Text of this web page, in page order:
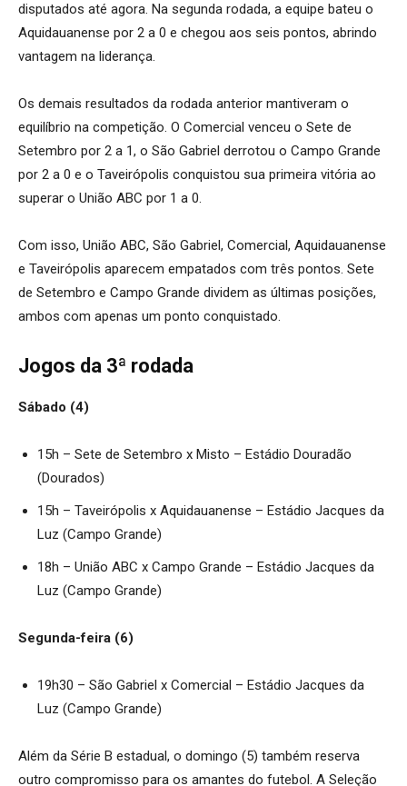
disputados até agora. Na segunda rodada, a equipe bateu o
Aquidauanense por 2 a 0 e chegou aos seis pontos, abrindo
vantagem na liderança.
Os demais resultados da rodada anterior mantiveram o
equilíbrio na competição. O Comercial venceu o Sete de
Setembro por 2 a 1, o São Gabriel derrotou o Campo Grande
por 2 a 0 e o Taveirópolis conquistou sua primeira vitória ao
superar o União ABC por 1 a 0.
Com isso, União ABC, São Gabriel, Comercial, Aquidauanense
e Taveirópolis aparecem empatados com três pontos. Sete
de Setembro e Campo Grande dividem as últimas posições,
ambos com apenas um ponto conquistado.
Jogos da 3ª rodada
Sábado (4)
15h – Sete de Setembro x Misto – Estádio Douradão
(Dourados)
15h – Taveirópolis x Aquidauanense – Estádio Jacques da
Luz (Campo Grande)
18h – União ABC x Campo Grande – Estádio Jacques da
Luz (Campo Grande)
Segunda-feira (6)
19h30 – São Gabriel x Comercial – Estádio Jacques da
Luz (Campo Grande)
Além da Série B estadual, o domingo (5) também reserva
outro compromisso para os amantes do futebol. A Seleção